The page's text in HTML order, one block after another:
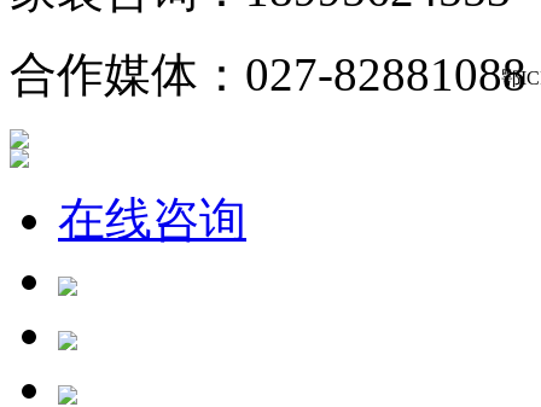
合作媒体：027-82881088
鄂
在线咨询